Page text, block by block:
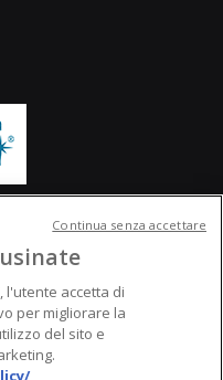
l'utente accetta di
per migliorare la
del sito e
Continua senza accettare